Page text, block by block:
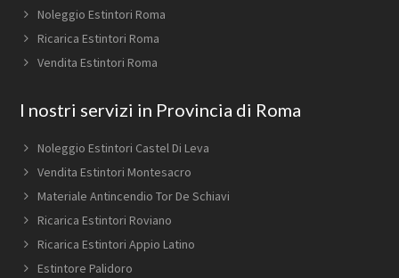
Noleggio Estintori Roma
Ricarica Estintori Roma
Vendita Estintori Roma
I nostri servizi in Provincia di Roma
Noleggio Estintori Castel Di Leva
Vendita Estintori Montesacro
Materiale Antincendio Tor De Schiavi
Ricarica Estintori Roviano
Ricarica Estintori Appio Latino
Estintore Palidoro